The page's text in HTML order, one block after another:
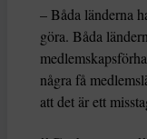
– Båda länderna
göra. Båda
några få
att det är ett